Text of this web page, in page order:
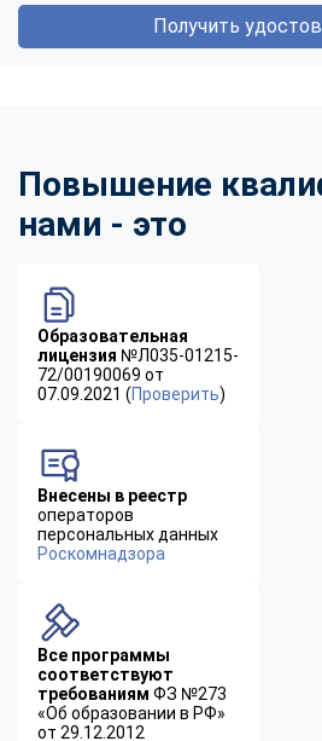
Получить
Повышение
нами - это
Образовательная
лицензия №Л035-01215-
72/00190069 от
07.09.2021 (Проверить)
Внесены в реестр
операторов
персональных данных
Роскомнадзора
Все программы
соответствуют
требованиям ФЗ №273
«Об образовании в РФ»
от 29.12.2012